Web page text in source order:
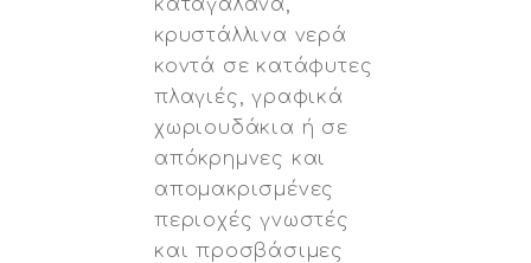
καταγάλανα,
κρυστάλλινα νερά
κοντά σε κατάφυτες
πλαγιές, γραφικά
χωριουδάκια ή σε
απόκρημνες και
απομακρισμένες
περιοχές γνωστές
και προσβάσιμες